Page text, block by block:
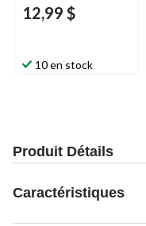
12,99 $
10 en stock
Produit Détails
Caractéristiques